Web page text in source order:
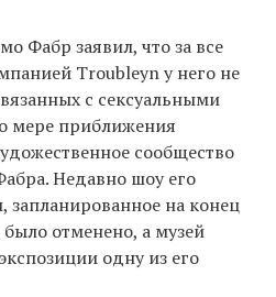
Фабр заявил, что за все
Troubleyn у него не
с сексуальными
мере приближения
сообщество
Недавно шоу его
запланированное на конец
было отменено, а музей
одну из его